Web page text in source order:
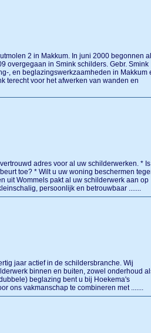
2 in Makkum. In juni 2000 begonnen
overgegaan in Smink schilders. Gebr. Smink
, en beglazingswerkzaamheden in Makkum
terecht voor het afwerken van wanden en
adres voor al uw schilderwerken. * Is
toe? * Wilt u uw woning beschermen
uit Wommels pakt al uw schilderwerk aan op
persoonlijk en betrouwbaar .......
jaar actief in de schildersbranche. Wij
binnen en buiten, zowel onderhoud
beglazing bent u bij Hoekema's
ons vakmanschap te combineren met .......